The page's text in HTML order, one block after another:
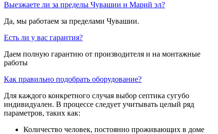
Выезжаете ли за пределы Чувашии и Марий эл?
Да, мы работаем за пределами Чувашии.
Есть ли у вас гарантия?
Даем полную гарантию от производителя и на монтажные
работы
Как правильно подобрать оборудование?
Для каждого конкретного случая выбор септика сугубо
индивидуален. В процессе следует учитывать целый ряд
параметров, таких как:
Количество человек, постоянно проживающих в доме